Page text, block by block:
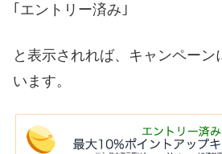
｢エントリー済み｣
と表示されれば、キャンペーン
います。